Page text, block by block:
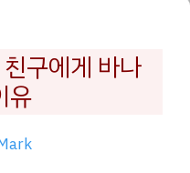
구에게 바나
유